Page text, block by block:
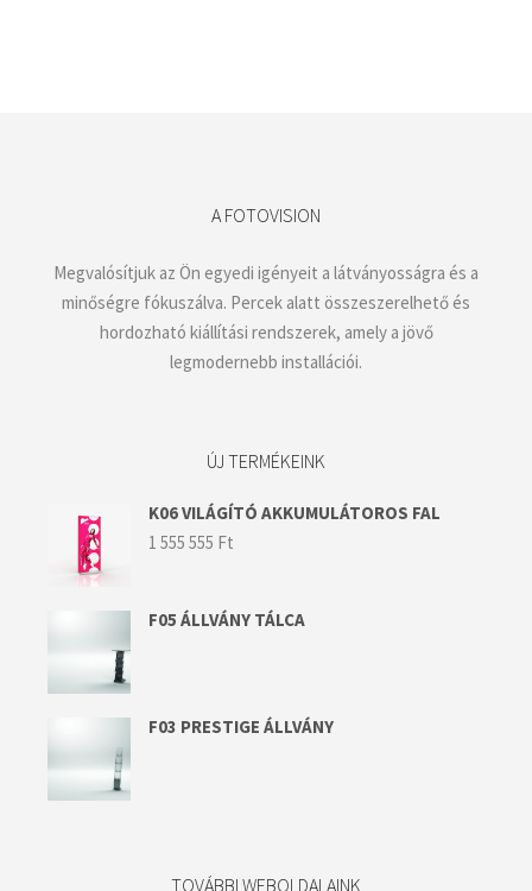
A FOTOVISION
Megvalósítjuk az Ön egyedi igényeit a látványosságra és a
minőségre fókuszálva. Percek alatt összeszerelhető és
hordozható kiállítási rendszerek, amely a jövő
legmodernebb installációi.
ÚJ TERMÉKEINK
K06 VILÁGÍTÓ AKKUMULÁTOROS FAL
1 555 555 Ft
F05 ÁLLVÁNY TÁLCA
F03 PRESTIGE ÁLLVÁNY
TOVÁBBI WEBOLDALAINK